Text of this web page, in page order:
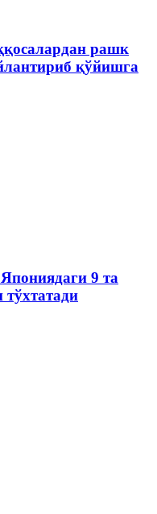
рашк
қўйишга
9 та